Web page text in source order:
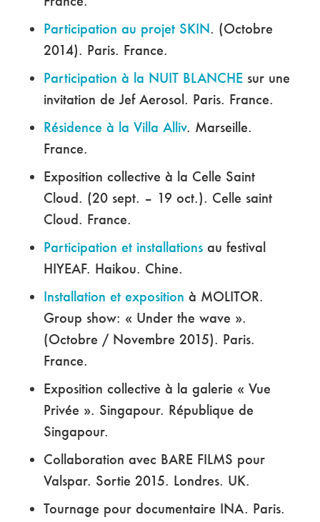
Participation au projet SKIN. (Octobre
2014). Paris. France.
Participation à la NUIT BLANCHEsur une
invitation de Jef Aerosol. Paris. France.
Résidence à la Villa Alliv. Marseille.
France.
Exposition collective à la Celle Saint
Cloud. (20 sept. – 19 oct.). Celle saint
Cloud. France.
Participation et installationsau festival
HIYEAF. Haikou. Chine.
Installation et exposition à MOLITOR.
Group show: « Under the wave ».
(Octobre / Novembre 2015). Paris.
France.
Exposition collective à la galerie « Vue
Privée ». Singapour. République de
Singapour.
Collaboration avec BARE FILMS pour
Valspar. Sortie 2015. Londres. UK.
Tournage pour documentaire INA. Paris.